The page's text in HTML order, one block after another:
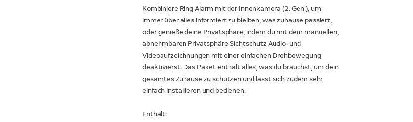
Kombiniere Ring Alarm mit der Innenkamera (2. Gen.), um
immer über alles informiert zu bleiben, was zuhause passiert,
oder genieße deine Privatsphäre, indem du mit dem manuellen,
abnehmbaren Privatsphäre-Sichtschutz Audio- und
Videoaufzeichnungen mit einer einfachen Drehbewegung
deaktivierst. Das Paket enthält alles, was du brauchst, um dein
gesamtes Zuhause zu schützen und lässt sich zudem sehr
einfach installieren und bedienen.
Enthält: